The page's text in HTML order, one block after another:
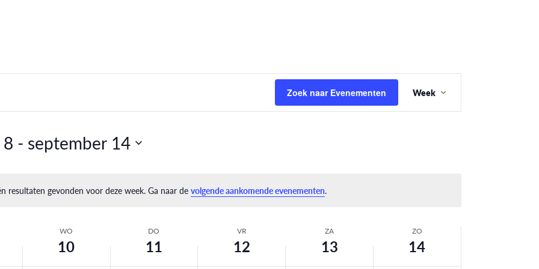
Bericht
resultaten gevonden voor deze week. Ga naar de volgende aankomende evenementen.
Zoek naar Evenementen
weergaven
Week
- september 14
WO
10
DO
11
VR
12
ZA
13
ZO
14